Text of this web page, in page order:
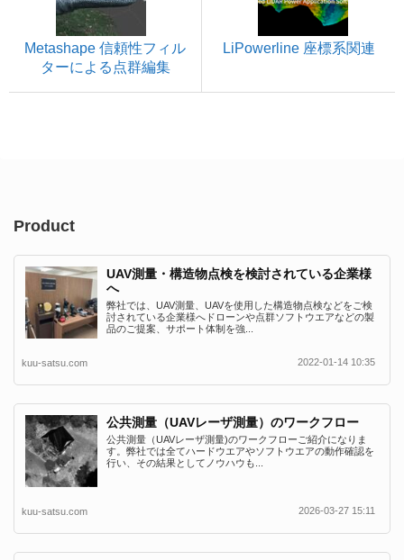
Metashape 信頼性フィル
ターによる点群編集
LiPowerline 座標系関連
Product
UAV測量・構造物点検を検討されている企業様
へ
弊社では、UAV測量、UAVを使用した構造物点検などをご検
討されている企業様へドローンや点群ソフトウエアなどの製
品のご提案、サポート体制を強...
kuu-satsu.com 2022-01-14 10:35
公共測量（UAVレーザ測量）のワークフロー
公共測量（UAVレーザ測量)のワークフローご紹介になりま
す。弊社では全てハードウエアやソフトウエアの動作確認を
行い、その結果としてノウハウも...
kuu-satsu.com 2026-03-27 15:11